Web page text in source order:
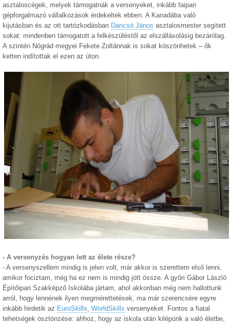
asztaloscégek, melyek támogatnák a versenyeket, inkább faipari
gépforgalmazó vállalkozások érdekeltek ebben. A Kanadába való
kijutásban és az ott tartózkodásban Dancsó János asztalosmester segített
sokat: mindenben támogatott a felkészüléstől az elszállásolásig bezárólag.
A szintén Nógrád megyei Fekete Zoltánnak is sokat köszönhetek – ők
ketten indítottak el ezen az úton.
- A versenyzés hogyan lett az élete része?
- A versenyszellem mindig is jelen volt, már akkor is szerettem első lenni,
amikor fociztam, még ha ez nem is mindig jött össze. A győri Gábor László
Építőipari Szakképző Iskolába jártam, ahol akkoriban még nem hallottunk
arról, hogy lennének ilyen megmérettetések, ma már szerencsére egyre
inkább hirdetik az EuroSkills WorldSkills versenyeket. Fontos a fiatal
tehetségek ösztönzése: ahhoz, hogy az iskola után kilépünk a való életbe,